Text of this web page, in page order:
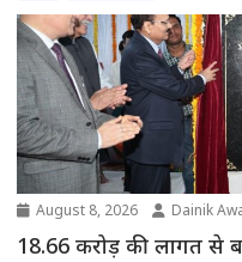
August 8, 2026 Dainik
18.66 करोड़ की लागत से